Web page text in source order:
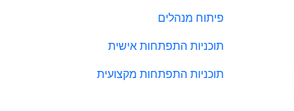
פיתוח מנהלים
תוכניות התפתחות אישית
תוכניות התפתחות מקצועית